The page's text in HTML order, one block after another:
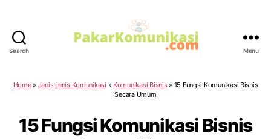
Search Menu
Home» Jenis-jenis Komunikasi » Komunikasi Bisnis» 15 Fungsi Komunikasi Bisnis
Secara Umum
15 Fungsi Komunikasi Bisnis